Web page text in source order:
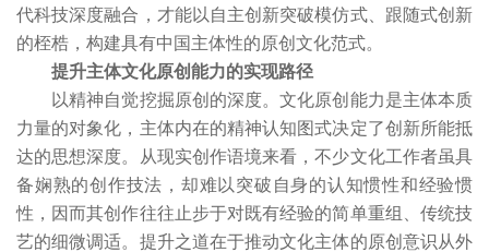
代科技深度融合，才能以自主创新突破模仿式、跟随式创新
的桎梏，构建具有中国主体性的原创文化范式。
提升主体文化原创能力的实现路径
以精神自觉挖掘原创的深度。文化原创能力是主体本质
力量的对象化，主体内在的精神认知图式决定了创新所能抵
达的思想深度。从现实创作语境来看，不少文化工作者虽具
备娴熟的创作技法，却难以突破自身的认知惯性和经验惯
性，因而其创作往往止步于对既有经验的简单重组、传统技
艺的细微调适。提升之道在于推动文化主体的原创意识从外